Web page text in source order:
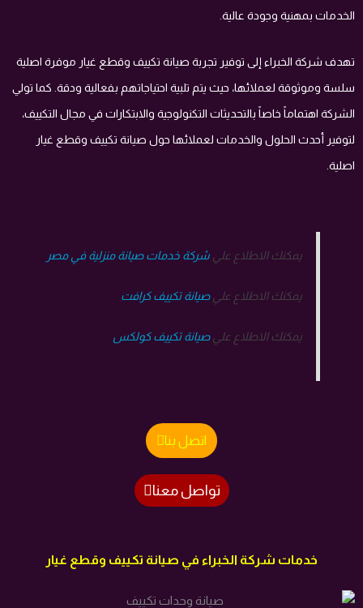
الخدمات بمهنية وجودة عالية.
تهدف شركة الخبراء إلى توفير تجربة صيانة تكييف وقطع غيار موفرة اصلية
سلسة وموثوقة لعملائها، حيث يتم تلبية احتياجاتهم بفعالية ودقة. كما تولي
الشركة اهتماماً خاصاً بالتحديثات التكنولوجية والابتكارات في مجال التكييف،
لتوفير أحدث الحلول والخدمات لعملائها حول صيانة تكييف وقطع غيار
اصلية.
يمكنك الاطلاع عليشركة خدمات صيانة منزلية في مصر
يمكنك الاطلاع عليصيانة تكييف كرافت
يمكنك الاطلاع عليصيانة تكييف كولكس
اتصل بنا
تواصل معنا
خدمات شركة الخبراء في صيانة تكييف وقطع غيار